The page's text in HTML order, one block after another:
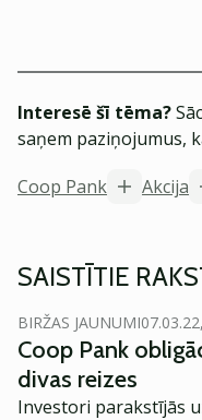
Interesē šī tēma?
saņem paziņojumus,
Coop Pank
Akcija
SAISTĪTIE
BIRŽAS JAUNUMI
Coop Pank
divas reizes
Investori parakstījās